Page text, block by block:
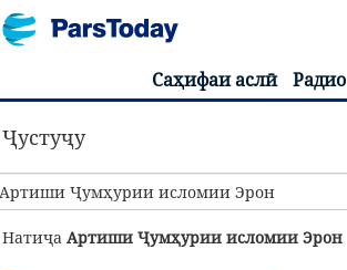
Саҳифаи аслӣ Радио
Ҷустуҷу
Натиҷа Артиши Ҷумҳурии исломии Эрон